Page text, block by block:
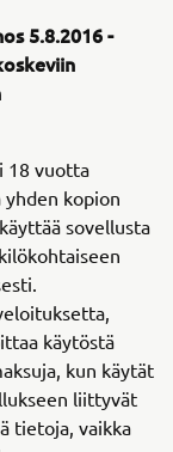
5.8.2016 -
18 vuotta
kopion
sovellusta
käytöstä
kun käytät
liittyvät
tietoja, vaikka